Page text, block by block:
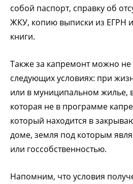
собой паспорт, справку об
ЖКУ, копию выписки из ЕГРН
книги.
Также за капремонт можно не
следующих условиях: при
или в муниципальном жилье,
которая не в программе
который находится в
доме, земля под которым
или госсобственностью.
Напомним, что условия